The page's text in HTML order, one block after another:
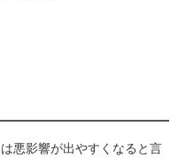
悪影響が出やすくなると言